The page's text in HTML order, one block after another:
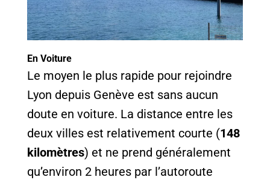
En Voiture
Le moyen le plus rapide pour rejoindre
Lyon depuis Genève est sans aucun
doute en voiture. La distance entre les
deux villes est relativement courte (148
kilomètres) et ne prend généralement
qu’environ 2 heures par l’autoroute